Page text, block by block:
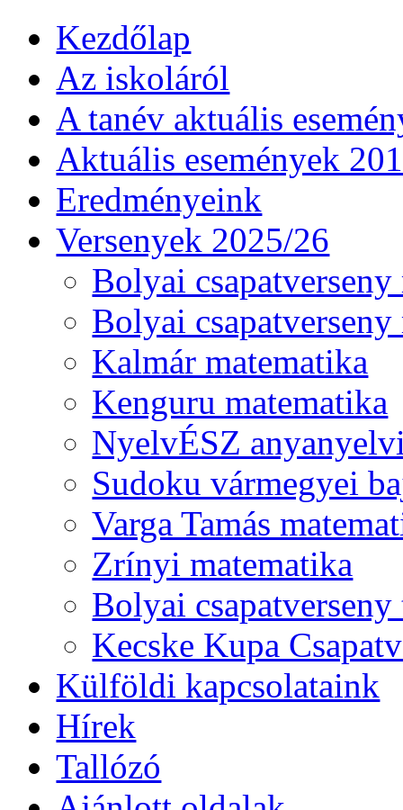
Kezdőlap
Az iskoláról
A tanév aktuális
Aktuális események
Eredményeink
Versenyek 2025/26
Bolyai csapatverseny
Bolyai
Kalmár matematika
Kenguru matematika
NyelvÉSZ
Sudoku vármegyei
Varga Tamás
Zrínyi matematika
Bolyai
Kecske Kupa
Külföldi kapcsolataink
Hírek
Tallózó